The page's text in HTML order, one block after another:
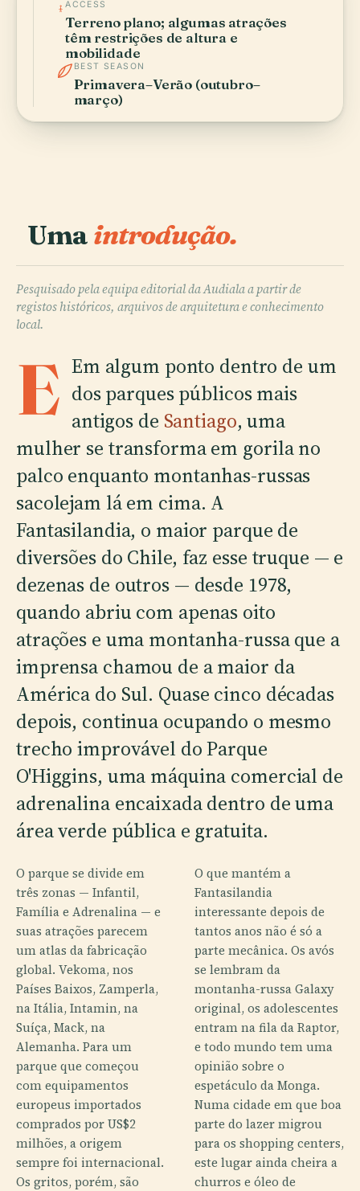
ACCESS
Terreno plano; algumas atrações
têm restrições de altura e
mobilidade
BEST SEASON
Primavera–Verão (outubro–
março)
Umaintrodução.
Pesquisado pela equipa editorial da Audiala a partir de
registos históricos, arquivos de arquitetura e conhecimento
local.
E Em algum ponto dentro de um
dos parques públicos mais
antigos de Santiago, uma
mulher se transforma em gorila no
palco enquanto montanhas-russas
sacolejam lá em cima. A
Fantasilandia, o maior parque de
diversões do Chile, faz esse truque — e
dezenas de outros — desde 1978,
quando abriu com apenas oito
atrações e uma montanha-russa que a
imprensa chamou de a maior da
América do Sul. Quase cinco décadas
depois, continua ocupando o mesmo
trecho improvável do Parque
O'Higgins, uma máquina comercial de
adrenalina encaixada dentro de uma
área verde pública e gratuita.
O parque se divide em
três zonas — Infantil,
Família e Adrenalina — e
suas atrações parecem
um atlas da fabricação
global. Vekoma, nos
Países Baixos, Zamperla,
na Itália, Intamin, na
Suíça, Mack, na
Alemanha. Para um
parque que começou
com equipamentos
europeus importados
comprados por US$2
milhões, a origem
sempre foi internacional.
Os gritos, porém, são
O que mantém a
Fantasilandia
interessante depois de
tantos anos não é só a
parte mecânica. Os avós
se lembram da
montanha-russa Galaxy
original, os adolescentes
entram na fila da Raptor,
e todo mundo tem uma
opinião sobre o
espetáculo da Monga.
Numa cidade em que boa
parte do lazer migrou
para os shopping centers,
este lugar ainda cheira a
churros e óleo de